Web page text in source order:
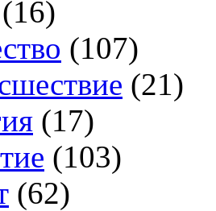
(16)
(107)
(21)
(17)
(103)
(62)